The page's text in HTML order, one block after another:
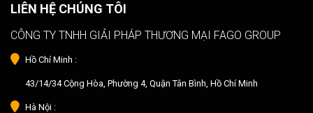
LIÊN HỆ CHÚNG TÔI
CÔNG TY TNHH GIẢI PHÁP THƯƠNG MẠI FAGO GROUP
Hồ Chí Minh :
43/14/34 Cộng Hòa, Phường 4, Quận Tân Bình, Hồ Chí Minh
Hà Nội :